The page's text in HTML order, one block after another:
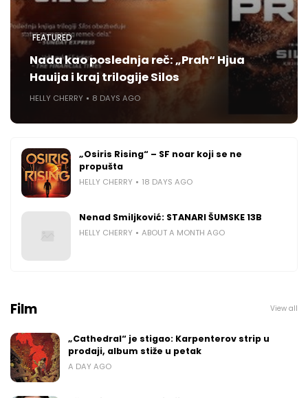
FEATURED
Nada kao poslednja reč: „Prah“ Hjua
Hauija i kraj trilogije Silos
HELLY CHERRY 8 DAYS AGO
„Osiris Rising“ – SF noar koji se ne
propušta
HELLY CHERRY 18 DAYS AGO
Nenad Smiljković: STANARI ŠUMSKE 13B
HELLY CHERRY ABOUT A MONTH AGO
Film View all
„Cathedral“ je stigao: Karpenterov strip u
prodaji, album stiže u petak
A DAY AGO